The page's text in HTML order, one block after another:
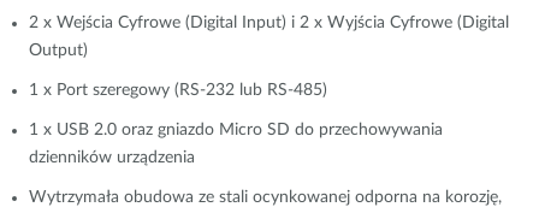
2 x Wejścia Cyfrowe (Digital Input) i 2 x Wyjścia Cyfrowe (Digital
Output)
1 x Port szeregowy (RS-232 lub RS-485)
1 x USB 2.0 oraz gniazdo Micro SD do przechowywania
dzienników urządzenia
Wytrzymała obudowa ze stali ocynkowanej odporna na korozję,